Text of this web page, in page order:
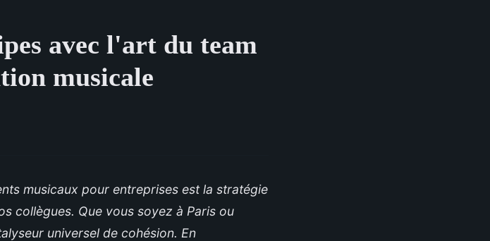
avec l'art du team
musicale
musicaux pour entreprises est la stratégie
collègues. Que vous soyez à Paris ou
universel de cohésion. En